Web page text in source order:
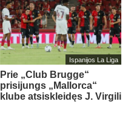
Ispanijos La Liga
Prie „Club Brugge“
prisijungs „Mallorca“
klube atsiskleidęs J. Virgili